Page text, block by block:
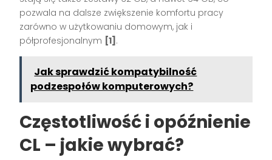
pozwala na dalsze zwiększenie komfortu pracy
zarówno w użytkowaniu domowym, jak i
półprofesjonalnym [1] .
Jak sprawdzić kompatybilność
podzespołów komputerowych?
Częstotliwość i opóźnienie
CL – jakie wybrać?